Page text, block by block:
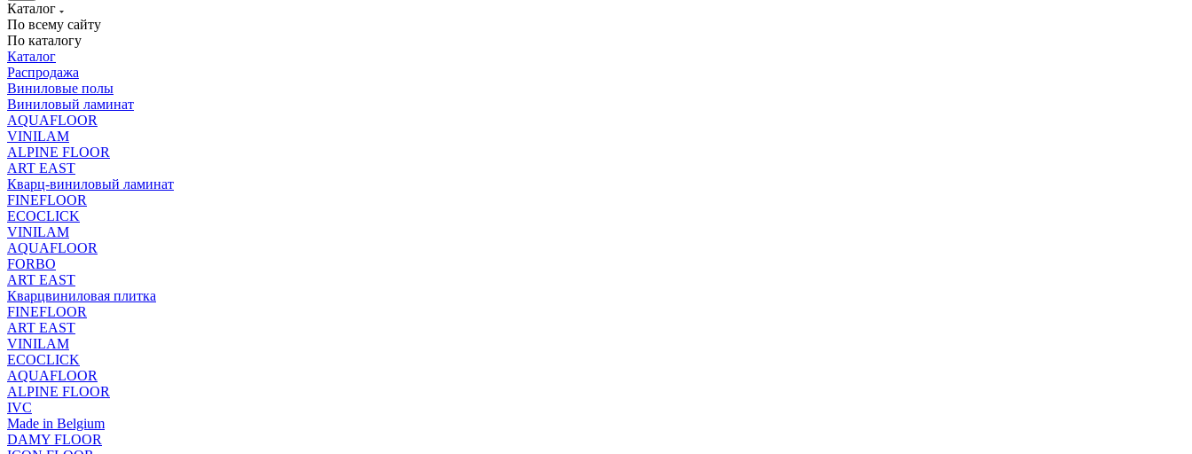
Каталог
По всему сайту
По каталогу
Каталог
Распродажа
Виниловые полы
Виниловый ламинат
AQUAFLOOR
VINILAM
ALPINE FLOOR
ART EAST
Кварц-виниловый ламинат
FINEFLOOR
ECOCLICK
VINILAM
AQUAFLOOR
FORBO
ART EAST
Кварцвиниловая плитка
FINEFLOOR
ART EAST
VINILAM
ECOCLICK
AQUAFLOOR
ALPINE FLOOR
IVC
Made in Belgium
DAMY FLOOR